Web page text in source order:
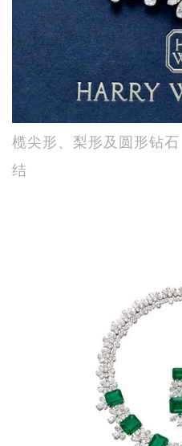
榄尖形、梨形及圆形钻
结